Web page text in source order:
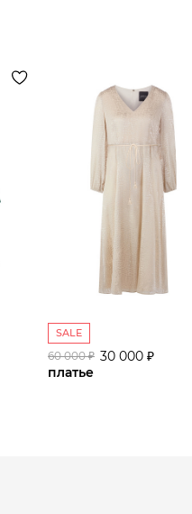
SALE
60 000 ₽ 30 000 ₽
платье